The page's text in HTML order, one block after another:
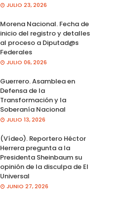
JULIO 23, 2026
Morena Nacional. Fecha de
inicio del registro y detalles
al proceso a Diputad@s
Federales
JULIO 06, 2026
Guerrero. Asamblea en
Defensa de la
Transformación y la
Soberanía Nacional
JULIO 13, 2026
(Vídeo). Reportero Héctor
Herrera pregunta a la
Presidenta Sheinbaum su
opinión de la disculpa de El
Universal
JUNIO 27, 2026